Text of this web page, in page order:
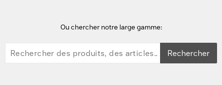
Ou chercher notre large gamme:
Rechercher